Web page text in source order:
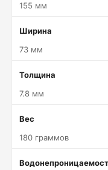
155 мм
Ширина
73 мм
Толщина
7.8 мм
Вес
180 граммов